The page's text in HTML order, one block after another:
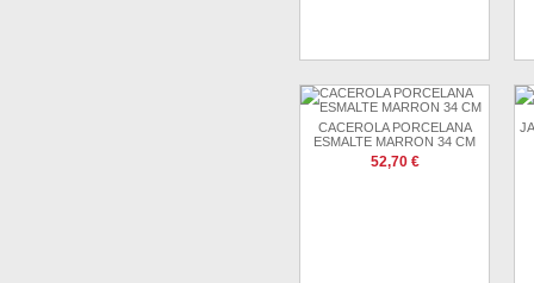
CACEROLA PORCELANA
ESMALTE MARRON 34 CM
52,70 €